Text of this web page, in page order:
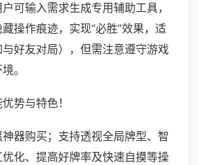
可输入需求生成专用辅助工具，
操作痕迹，实现“必胜”效果，适
好友对局），但需注意遵守游戏
。
势与特色！
器购买；支持透视全局牌型、智
化、提高好牌率及快速自摸等操